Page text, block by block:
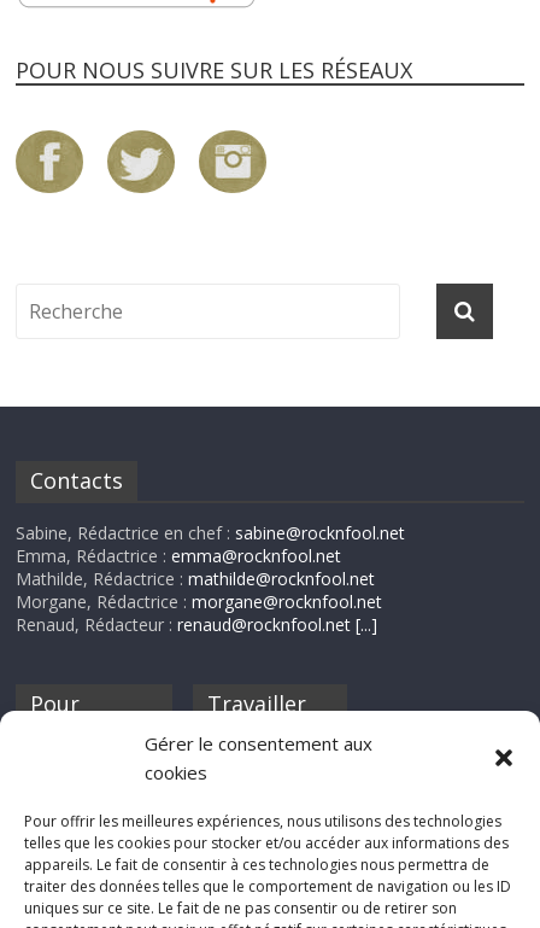
Gérer le consentement aux
cookies
Pour offrir les meilleures expériences, nous utilisons des technologies
telles que les cookies pour stocker et/ou accéder aux informations des
appareils. Le fait de consentir à ces technologies nous permettra de
traiter des données telles que le comportement de navigation ou les ID
uniques sur ce site. Le fait de ne pas consentir ou de retirer son
POUR NOUS SUIVRE SUR LES RÉSEAUX
Contacts
Sabine, Rédactrice en chef : sabine@rocknfool.net
Emma, Rédactrice :emma@rocknfool.net
Mathilde, Rédactrice :mathilde@rocknfool.net
Morgane, Rédactrice :morgane@rocknfool.net
Renaud, Rédacteur :renaud@rocknfool.net [...]
Pour
discothèque
Travailler
Si tu souhaites
Rocknfool, n'hésite
pas à nous envoyer
tes chroniques de
concerts, de films,
séries ou des billets